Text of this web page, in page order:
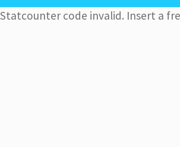
Statcounter code invalid. Insert a